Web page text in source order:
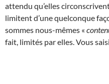
attendu qu’elles
limitent d’une quelconque
sommes nous-mêmes «
fait, limités par elles. Vous